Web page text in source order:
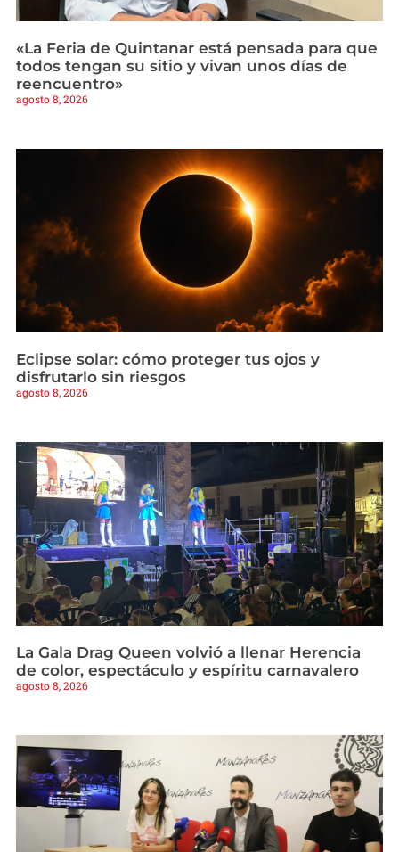
«La Feria de Quintanar está pensada para que
todos tengan su sitio y vivan unos días de
reencuentro»
agosto 8, 2026
Eclipse solar: cómo proteger tus ojos y
disfrutarlo sin riesgos
agosto 8, 2026
La Gala Drag Queen volvió a llenar Herencia
de color, espectáculo y espíritu carnavalero
agosto 8, 2026